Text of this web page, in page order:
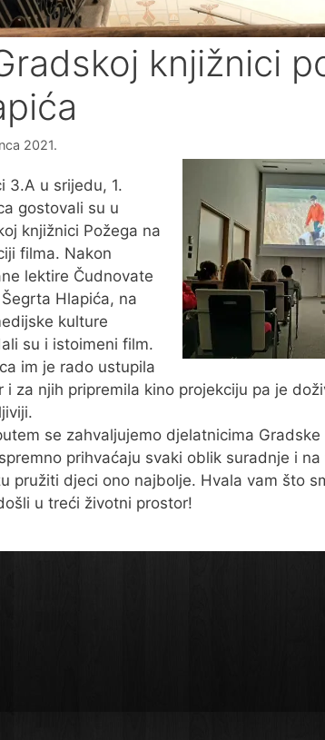
knjižnici
2021.
3.A u srijedu, 1.
gostovali su u
knjižnici Požega na
filma. Nakon
lektire Čudnovate
Hlapića, na
kulture
su i istoimeni film.
im je rado ustupila
i za njih pripremila kino projekciju pa je
se zahvaljujemo djelatnicima
prihvaćaju svaki oblik suradnje i
pružiti djeci ono najbolje. Hvala vam što
u treći životni prostor!